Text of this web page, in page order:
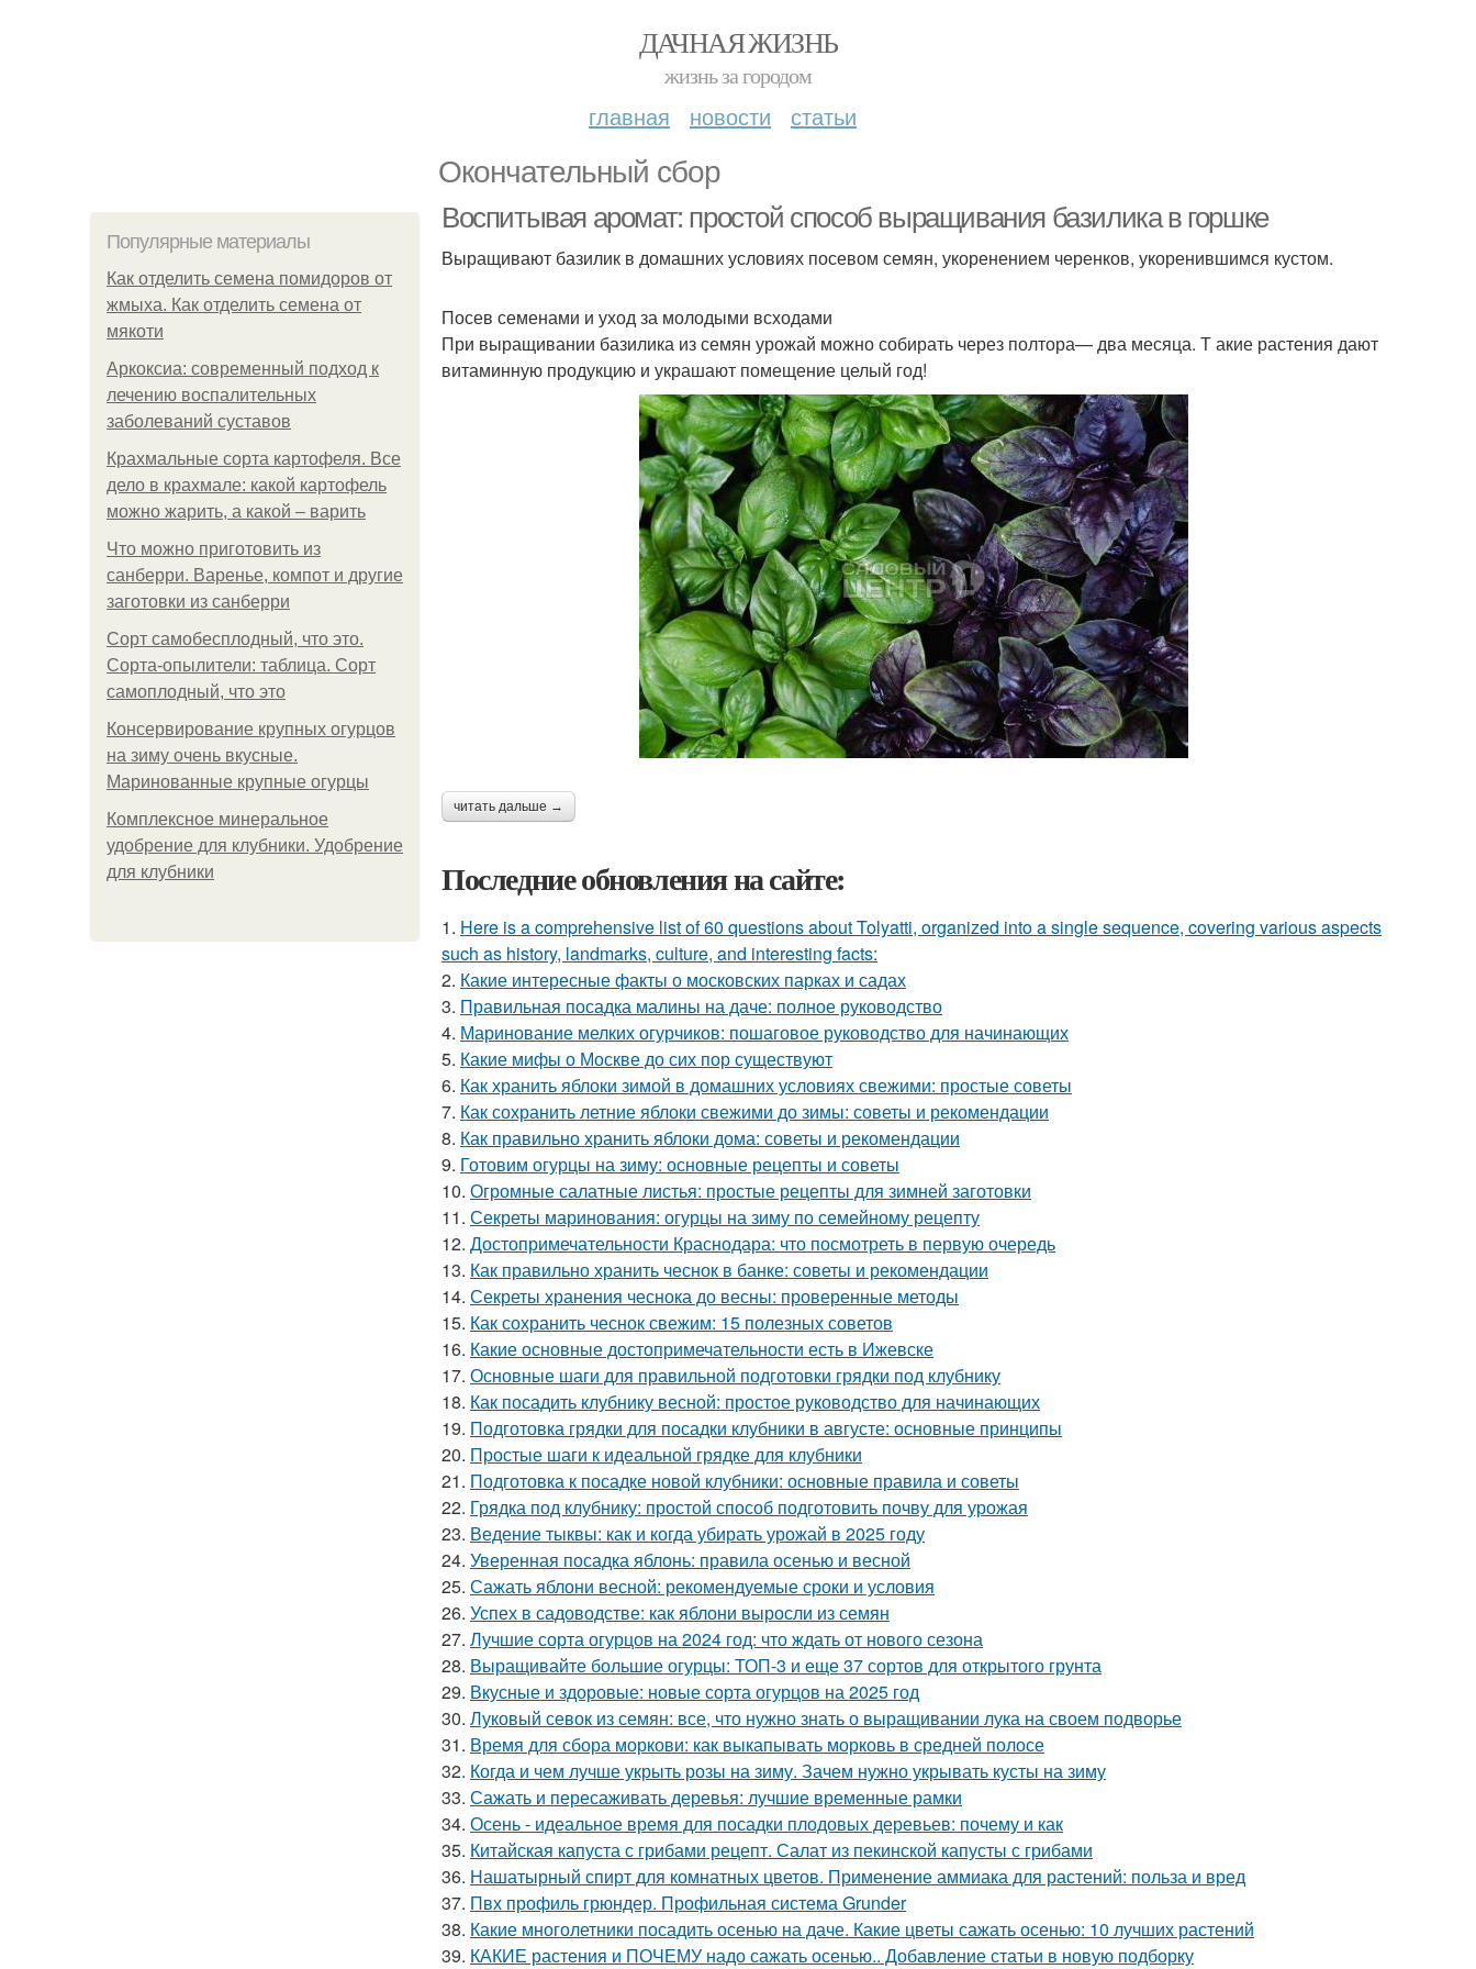
ДАЧНАЯ ЖИЗНЬ
жизнь за городом
главная новости статьи
Окончательный сбор
Популярные материалы
Как отделить семена помидоров от
жмыха. Как отделить семена от
мякоти
Аркоксиа: современный подход к
лечению воспалительных
заболеваний суставов
Крахмальные сорта картофеля. Все
дело в крахмале: какой картофель
можно жарить, а какой – варить
Что можно приготовить из
санберри. Варенье, компот и другие
заготовки из санберри
Сорт самобесплодный, что это.
Сорта-опылители: таблица. Сорт
самоплодный, что это
Консервирование крупных огурцов
на зиму очень вкусные.
Маринованные крупные огурцы
Комплексное минеральное
удобрение для клубники. Удобрение
для клубники
Воспитывая аромат: простой способ выращивания базилика в горшке
Выращивают базилик в домашних условиях посевом семян, укоренением черенков, укоренившимся кустом.
Посев семенами и уход за молодыми всходами
При выращивании базилика из семян урожай можно собирать через полтора— два месяца. Т акие растения дают
витаминную продукцию и украшают помещение целый год!
читать дальше →
Последние обновления на сайте:
1. Here is a comprehensive list of 60 questions about Tolyatti, organized into a single sequence, covering various aspects
such as history, landmarks, culture, and interesting facts:
2. Какие интересные факты о московских парках и садах
3. Правильная посадка малины на даче: полное руководство
4. Маринование мелких огурчиков: пошаговое руководство для начинающих
5. Какие мифы о Москве до сих пор существуют
6. Как хранить яблоки зимой в домашних условиях свежими: простые советы
7. Как сохранить летние яблоки свежими до зимы: советы и рекомендации
8. Как правильно хранить яблоки дома: советы и рекомендации
9. Готовим огурцы на зиму: основные рецепты и советы
10. Огромные салатные листья: простые рецепты для зимней заготовки
11. Секреты маринования: огурцы на зиму по семейному рецепту
12. Достопримечательности Краснодара: что посмотреть в первую очередь
13. Как правильно хранить чеснок в банке: советы и рекомендации
14. Секреты хранения чеснока до весны: проверенные методы
15. Как сохранить чеснок свежим: 15 полезных советов
16. Какие основные достопримечательности есть в Ижевске
17. Основные шаги для правильной подготовки грядки под клубнику
18. Как посадить клубнику весной: простое руководство для начинающих
19. Подготовка грядки для посадки клубники в августе: основные принципы
20. Простые шаги к идеальной грядке для клубники
21. Подготовка к посадке новой клубники: основные правила и советы
22. Грядка под клубнику: простой способ подготовить почву для урожая
23. Ведение тыквы: как и когда убирать урожай в 2025 году
24. Уверенная посадка яблонь: правила осенью и весной
25. Сажать яблони весной: рекомендуемые сроки и условия
26. Успех в садоводстве: как яблони выросли из семян
27. Лучшие сорта огурцов на 2024 год: что ждать от нового сезона
28. Выращивайте большие огурцы: ТОП-3 и еще 37 сортов для открытого грунта
29. Вкусные и здоровые: новые сорта огурцов на 2025 год
30. Луковый севок из семян: все, что нужно знать о выращивании лука на своем подворье
31. Время для сбора моркови: как выкапывать морковь в средней полосе
32. Когда и чем лучше укрыть розы на зиму. Зачем нужно укрывать кусты на зиму
33. Сажать и пересаживать деревья: лучшие временные рамки
34. Осень - идеальное время для посадки плодовых деревьев: почему и как
35. Китайская капуста с грибами рецепт. Салат из пекинской капусты с грибами
36. Нашатырный спирт для комнатных цветов. Применение аммиака для растений: польза и вред
37. Пвх профиль грюндер. Профильная система Grunder
38. Какие многолетники посадить осенью на даче. Какие цветы сажать осенью: 10 лучших растений
39. КАКИЕ растения и ПОЧЕМУ надо сажать осенью.. Добавление статьи в новую подборку